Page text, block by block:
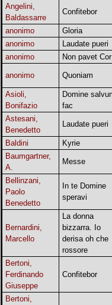
Angelini,
Baldassarre
Confitebor
anonimo
Gloria
anonimo
Laudate pueri
anonimo
Non pavet Cor
anonimo Quoniam
Asioli,
Bonifazio
Domine
fac
Astesani,
Benedetto
Laudate pueri
Baldini
Kyrie
Baumgartner,
A.
Messe
Bellinzani,
Paolo
Benedetto
In te Domine
speravi
Bernardini,
Marcello
La donna
bizzarra. Io
derisa oh che
rossore
Bertoni,
Ferdinando
Giuseppe
Confitebor
Bertoni,